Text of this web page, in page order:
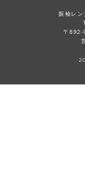
振袖レン
〒892-